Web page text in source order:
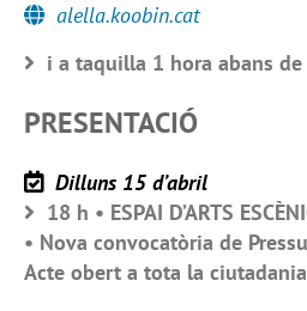
alella.koobin.cat
i a taquilla 1 hora abans de
PRESENTACIÓ
Dilluns 15 d’abril
18 h • ESPAI D’ARTS
• Nova convocatòria de
Acte obert a tota la